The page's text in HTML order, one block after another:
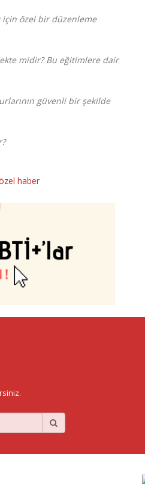
için özel bir düzenleme
midir? Bu eğitimlere dair
güvenli bir şekilde
haber